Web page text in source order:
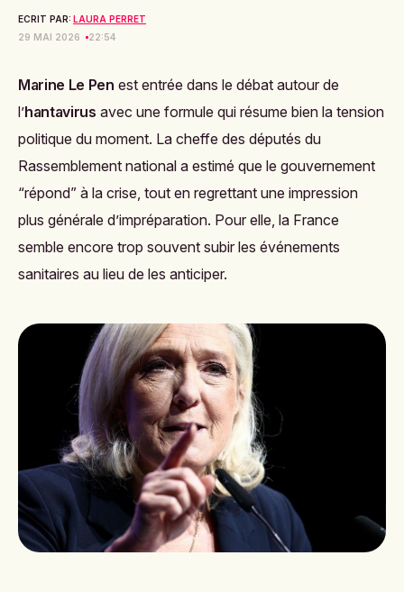
ECRIT PAR: LAURA PERRET
29 MAI 2026
22:54
Marine Le Pen est entrée dans le débat autour de
l’hantavirus avec une formule qui résume bien la tension
politique du moment. La cheffe des députés du
Rassemblement national a estimé que le gouvernement
“répond” à la crise, tout en regrettant une impression
plus générale d’impréparation. Pour elle, la France
semble encore trop souvent subir les événements
sanitaires au lieu de les anticiper.